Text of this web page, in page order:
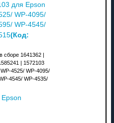
для Epson
WP-4095/
WP-4545/
(Код:
сборе 1641362 |
| 1572103
4525/ WP-4095/
4545/ WP-4535/
Epson